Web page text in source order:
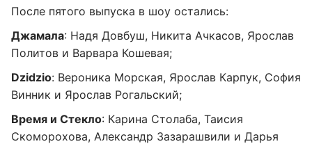
После пятого выпуска в шоу остались:
Джамала: Надя Довбуш, Никита Ачкасов, Ярослав
Политов и Варвара Кошевая;
Dzidzio: Вероника Морская, Ярослав Карпук, София
Винник и Ярослав Рогальский;
Время и Стекло: Карина Столаба, Таисия
Скоморохова, Александр Зазарашвили и Дарья